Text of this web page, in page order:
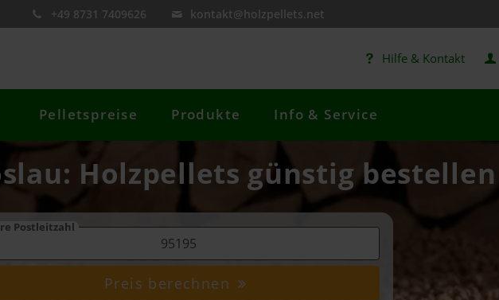
+49 8731 7409626 kontakt@holzpellets.net
Hilfe & Kontakt
Pelletspreise Produkte Info & Service
Holzpellets günstig bestellen
Postleitzahl
Preis berechnen